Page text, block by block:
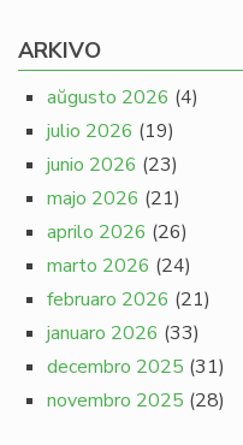
ARKIVO
aŭgusto 2026 (4)
julio 2026 (19)
junio 2026 (23)
majo 2026 (21)
aprilo 2026 (26)
marto 2026 (24)
februaro 2026 (21)
januaro 2026 (33)
decembro 2025 (31)
novembro 2025 (28)